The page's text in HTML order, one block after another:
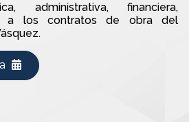
administrativa, financiera,
a los contratos de obra del